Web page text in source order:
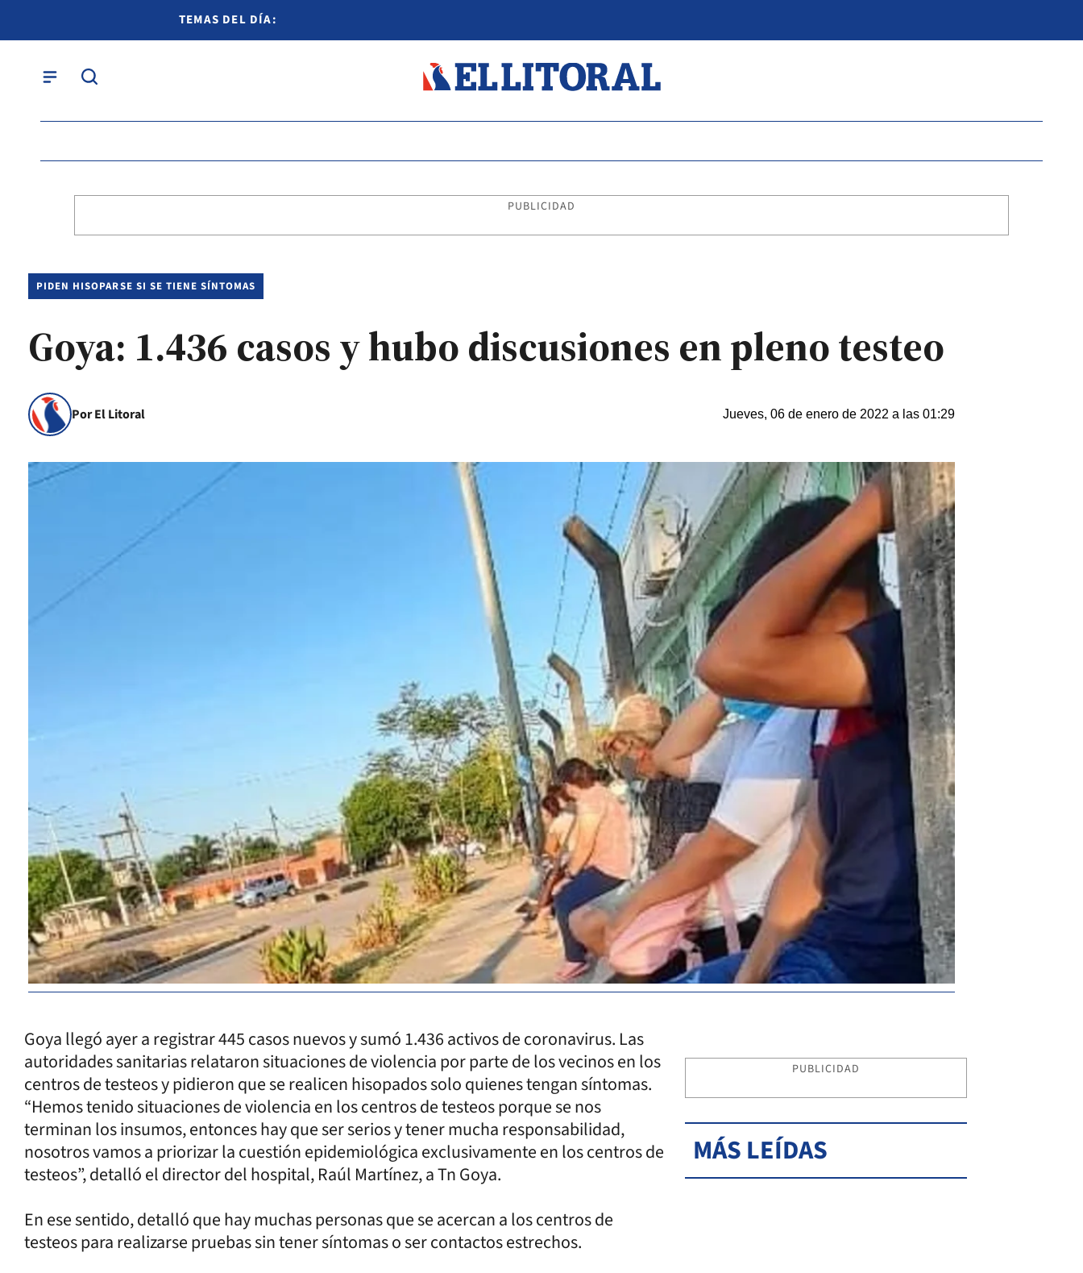
TEMAS DEL DÍA:
PUBLICIDAD
PIDEN HISOPARSE SI SE TIENE SÍNTOMAS
Goya: 1.436 casos y hubo discusiones en pleno testeo
Por El Litoral Jueves, 06 de enero de 2022 a las 01:29
Goya llegó ayer a registrar 445 casos nuevos y sumó 1.436 activos de coronavirus. Las
autoridades sanitarias relataron situaciones de violencia por parte de los vecinos en los
centros de testeos y pidieron que se realicen hisopados solo quienes tengan síntomas.
“Hemos tenido situaciones de violencia en los centros de testeos porque se nos
terminan los insumos, entonces hay que ser serios y tener mucha responsabilidad,
nosotros vamos a priorizar la cuestión epidemiológica exclusivamente en los centros de
testeos”, detalló el director del hospital, Raúl Martínez, a Tn Goya.
En ese sentido, detalló que hay muchas personas que se acercan a los centros de
testeos para realizarse pruebas sin tener síntomas o ser contactos estrechos.
PUBLICIDAD
MÁS LEÍDAS